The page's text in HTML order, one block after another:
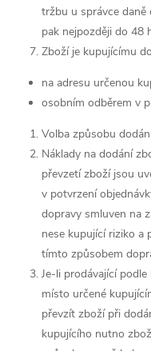
tržbu u správce daně
pak nejpozději do 48
Zboží je kupujícímu
na adresu určenou
osobním odběrem v
Volba způsobu
Náklady na dodání
převzetí zboží jsou
v potvrzení
dopravy smluven na
nese kupující riziko a
tímto způsobem
Je-li prodávající
místo určené
převzít zboží při
kupujícího nutno